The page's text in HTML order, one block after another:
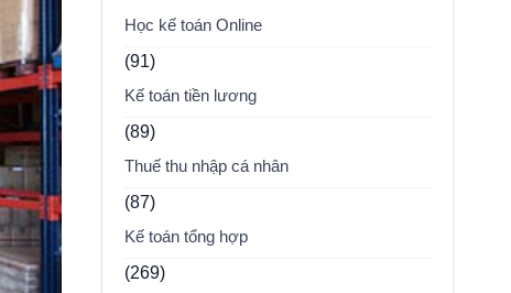
Học kế toán Online
(91)
Kế toán tiền lương
(89)
Thuế thu nhập cá nhân
(87)
Kế toán tổng hợp
(269)